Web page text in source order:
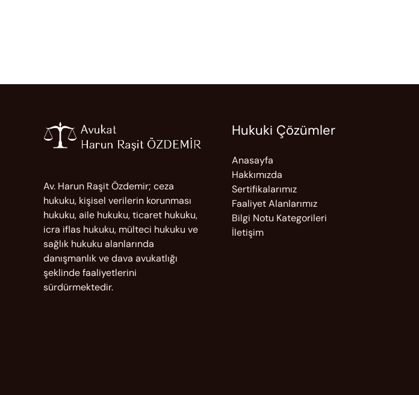
Av. Harun Raşit Özdemir; ceza
hukuku, kişisel verilerin korunması
hukuku, aile hukuku, ticaret hukuku,
icra iflas hukuku, mülteci hukuku ve
sağlık hukuku alanlarında
danışmanlık ve dava avukatlığı
şeklinde faaliyetlerini
sürdürmektedir.
Hukuki Çözümler
Anasayfa
Hakkımızda
Sertifikalarımız
Faaliyet Alanlarımız
Bilgi Notu Kategorileri
İletişim